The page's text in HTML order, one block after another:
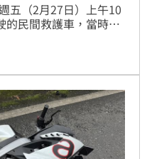
五（2月27日）上午10
的民間救護車，當時接
姓男子騎乘的機車，
無大礙，整起車禍事故
查釐清。